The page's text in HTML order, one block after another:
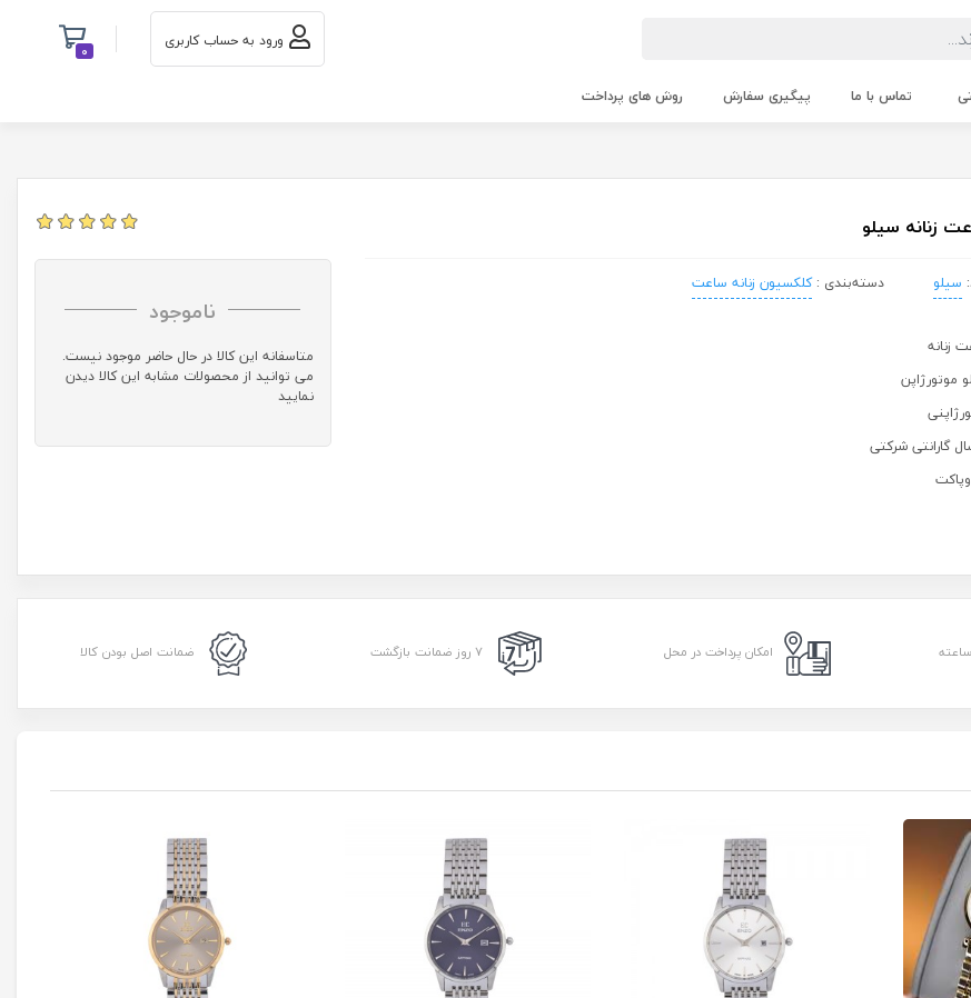
ورود به حساب کاربری 0
تماس با ما پیگیری سفارش روش های پرداخت
زنانه سیلو
سیلو دسته‌بندی :کلکسیون زنانه ساعت
زنانه
موتورژاپن
گارانتی شرکتی
ناموجود
متاسفانه این کالا در حال حاضر موجود نیست.
می توانید از محصولات مشابه این کالا دیدن
نمایید
امکان پرداخت در محل ۷ روز ضمانت بازگشت ضمانت اصل بودن کالا